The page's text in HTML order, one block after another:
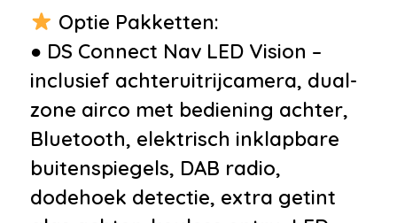
•Airco met elektronische
regeling
•Airco separaat achter
•Cruise control
•Decor Titanium
•Keyless start
•Lederen/alcantara bekleding
Optie Pakketten:
● DS Connect Nav LED Vision –
inclusief achteruitrijcamera, dual-
zone airco met bediening achter,
Bluetooth, elektrisch inklapbare
buitenspiegels, DAB radio,
dodehoek detectie, extra getint